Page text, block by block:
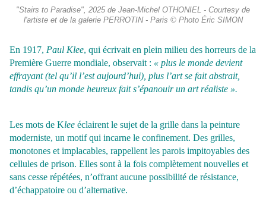
"Stairs to Paradise", 2025 de Jean-Michel OTHONIEL - Courtesy de
l'artiste et de la galerie PERROTIN - Paris © Photo Éric SIMON
En 1917, Paul Klee, qui écrivait en plein milieu des horreurs de la
Première Guerre mondiale, observait : « plus le monde devient
effrayant (tel qu’il l’est aujourd’hui), plus l’art se fait abstrait,
tandis qu’un monde heureux fait s’épanouir un art réaliste ».
Les mots de Klee éclairent le sujet de la grille dans la peinture
moderniste, un motif qui incarne le confinement. Des grilles,
monotones et implacables, rappellent les parois impitoyables des
cellules de prison. Elles sont à la fois complètement nouvelles et
sans cesse répétées, n’offrant aucune possibilité de résistance,
d’échappatoire ou d’alternative.